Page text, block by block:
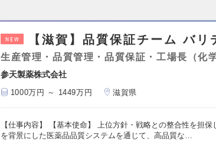
NEW 【滋賀】品質保証チーム バ
生産管理・品質管理・品質保証・工場長（化
参天製薬株式会社
1000万円 ～ 1449万円 滋賀県
【仕事内容】 【基本使命】 上位方針・戦略との整合性を担
を背景にした医薬品品質システムを通じて、高品質な…